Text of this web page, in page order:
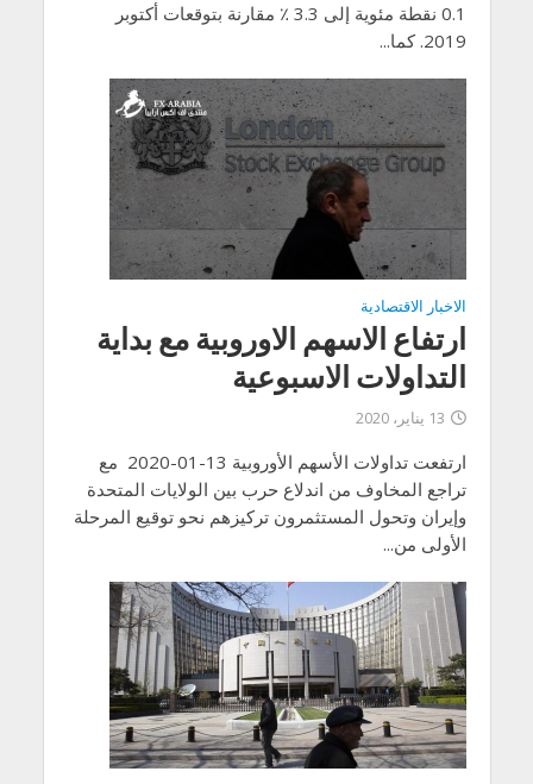
0.1 نقطة مئوية إلى 3.3 ٪ مقارنة بتوقعات أكتوبر
2019. كما...
الاخبار الاقتصادية
ارتفاع الاسهم الاوروبية مع بداية
التداولات الاسبوعية
13 يناير، 2020
ارتفعت تداولات الأسهم الأوروبية 13-01-2020 مع
تراجع المخاوف من اندلاع حرب بين الولايات المتحدة
وإيران وتحول المستثمرون تركيزهم نحو توقيع المرحلة
الأولى من...